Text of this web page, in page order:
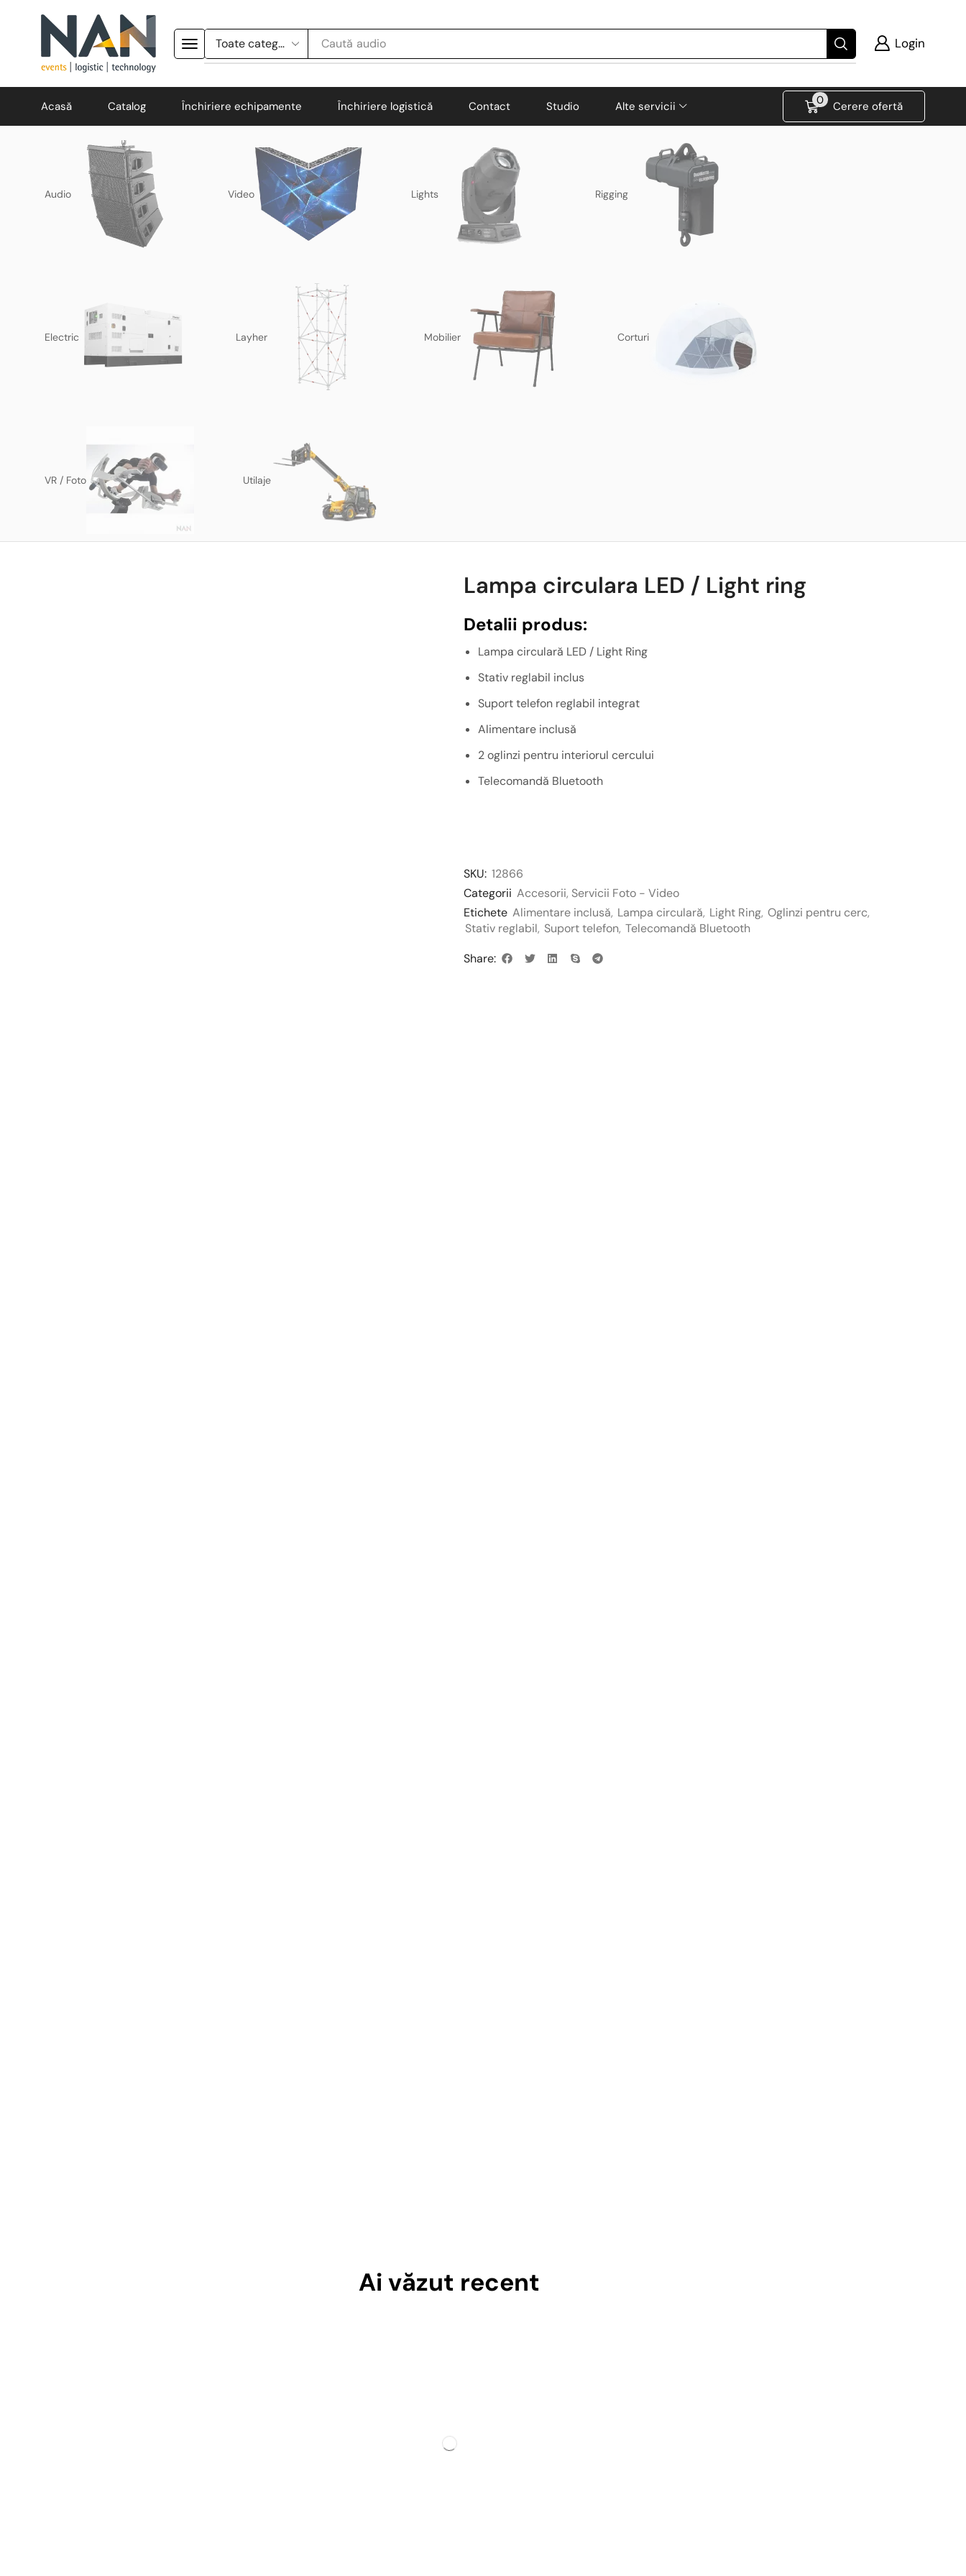
Caută audio Login
Acasă Catalog Închiriere echipamente Închiriere logistică Contact Studio Alte servicii 0 Cerere ofertă
Audio Video Lights Rigging
Electric Layher Mobilier Corturi
VR / Foto Utilaje
Lampa circulara LED / Light ring
Detalii produs:
Lampa circulară LED / Light Ring
Stativ reglabil inclus
Suport telefon reglabil integrat
Alimentare inclusă
2 oglinzi pentru interiorul cercului
Telecomandă Bluetooth
SKU: 12866
Categorii Accesorii, Servicii Foto - Video
Etichete Alimentare inclusă, Lampa circulară, Light Ring, Oglinzi pentru cerc,
Stativ reglabil, Suport telefon, Telecomandă Bluetooth
Share:
Ai văzut recent